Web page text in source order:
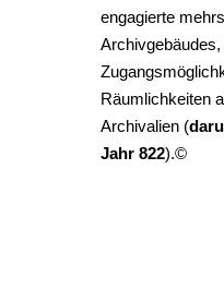
engagierte
Räumlichkeiten
Archivalien (
Jahr 822).©